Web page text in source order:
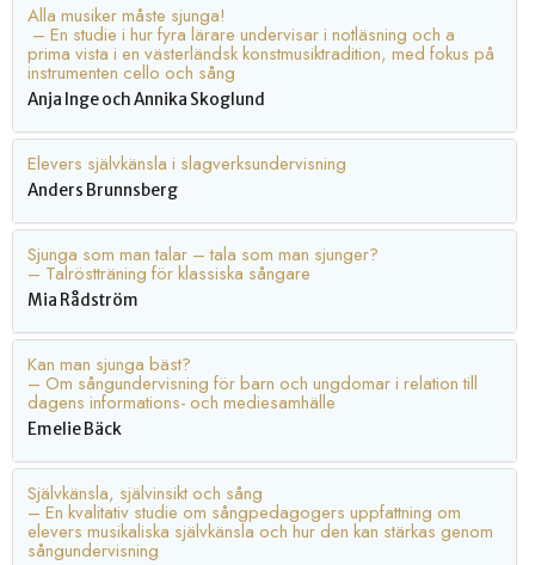
Alla musiker måste sjunga!
– En studie i hur fyra lärare undervisar i notläsning och a
prima vista i en västerländsk konstmusiktradition, med fokus på
instrumenten cello och sång
Anja Inge och Annika Skoglund
Elevers självkänsla i slagverksundervisning
Anders Brunnsberg
Sjunga som man talar – tala som man sjunger?
– Talröstträning för klassiska sångare
Mia Rådström
Kan man sjunga bäst?
– Om sångundervisning för barn och ungdomar i relation till
dagens informations- och mediesamhälle
Emelie Bäck
Självkänsla, självinsikt och sång
– En kvalitativ studie om sångpedagogers uppfattning om
elevers musikaliska självkänsla och hur den kan stärkas genom
sångundervisning